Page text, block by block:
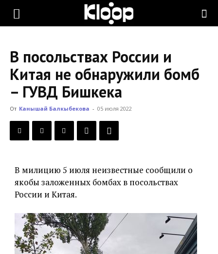
KLOOP.KG
Новости
Кыргызстана
В посольствах России и
Китая не обнаружили бомб
– ГУВД Бишкека
От Канышай Балкыбекова - 05 июля 2022
В милицию 5 июля неизвестные сообщили о
якобы заложенных бомбах в посольствах
России и Китая.